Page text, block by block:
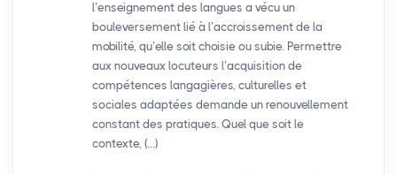
l’enseignement des langues a vécu un
bouleversement lié à l’accroissement de la
mobilité, qu’elle soit choisie ou subie. Permettre
aux nouveaux locuteurs l’acquisition de
compétences langagières, culturelles et
sociales adaptées demande un renouvellement
constant des pratiques. Quel que soit le
contexte, (…)